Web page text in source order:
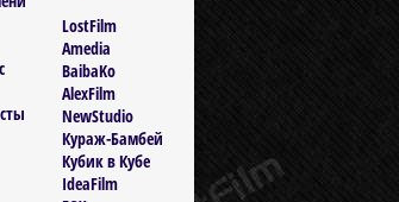
LostFilm
Amedia
BaibaKo
AlexFilm
NewStudio
Кураж-Бамбей
Кубик в Кубе
IdeaFilm